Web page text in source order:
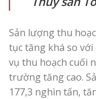
Sản lượng thu
tục tăng khá so
vụ thu hoạch cuối
trường tăng cao.
177,3 nghìn tấn,